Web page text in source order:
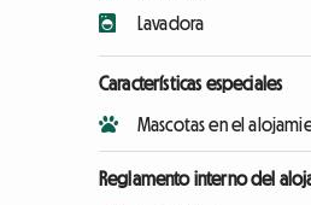
Lavadora
Características especiales
Mascotas en el
Reglamento interno del